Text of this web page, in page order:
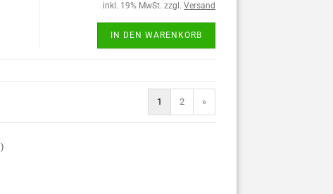
inkl. 19% MwSt. zzgl. Versand
IN DEN WARENKORB
1 2 »
)